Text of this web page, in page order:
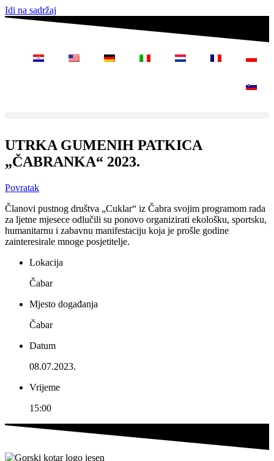
Idi na sadržaj
UTRKA GUMENIH PATKICA
„ČABRANKA“ 2023.
Povratak
Članovi pustnog društva „Cuklar“ iz Čabra svojim programom rada
za ljetne mjesece odlučili su ponovo organizirati ekološku, sportsku,
humanitarnu i zabavnu manifestaciju koja je prošle godine
zainteresirale mnoge posjetitelje.
Lokacija
Čabar
Mjesto događanja
Čabar
Datum
08.07.2023.
Vrijeme
15:00